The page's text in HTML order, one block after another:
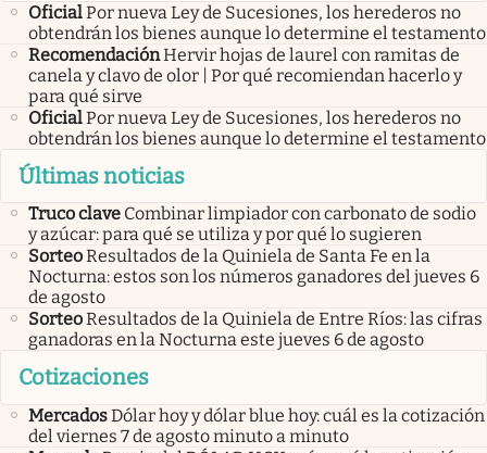
OficialPor nueva Ley de Sucesiones, los herederos no
obtendrán los bienes aunque lo determine el testamento
RecomendaciónHervir hojas de laurel con ramitas de
canela y clavo de olor | Por qué recomiendan hacerlo y
para qué sirve
OficialPor nueva Ley de Sucesiones, los herederos no
obtendrán los bienes aunque lo determine el testamento
Últimas noticias
Truco clave Combinar limpiador con carbonato de sodio
y azúcar: para qué se utiliza y por qué lo sugieren
SorteoResultados de la Quiniela de Santa Fe en la
Nocturna: estos son los números ganadores del jueves 6
de agosto
SorteoResultados de la Quiniela de Entre Ríos: las cifras
ganadoras en la Nocturna este jueves 6 de agosto
Cotizaciones
MercadosDólar hoy y dólar blue hoy: cuál es la cotización
del viernes 7 de agosto minuto a minuto